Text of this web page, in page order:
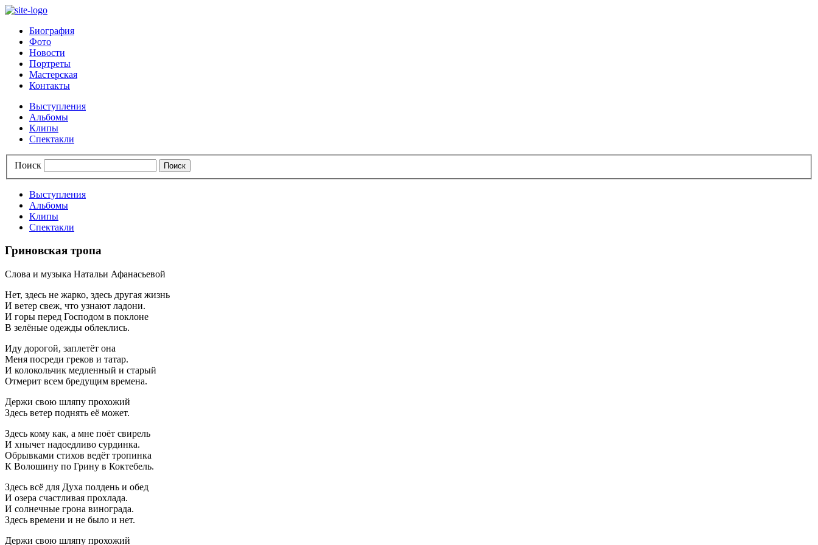
Биография
Фото
Новости
Портреты
Мастерская
Контакты
Выступления
Альбомы
Клипы
Спектакли
Поиск
Выступления
Альбомы
Клипы
Спектакли
Гриновская тропа
Слова и музыка Натальи Афанасьевой
Нет, здесь не жарко, здесь другая жизнь
И ветер свеж, что узнают ладони.
И горы перед Господом в поклоне
В зелёные одежды облеклись.
Иду дорогой, заплетёт она
Меня посреди греков и татар.
И колокольчик медленный и старый
Отмерит всем бредущим времена.
Держи свою шляпу прохожий
Здесь ветер поднять её может.
Здесь кому как, а мне поёт свирель
И хнычет надоедливо сурдинка.
Обрывками стихов ведёт тропинка
К Волошину по Грину в Коктебель.
Здесь всё для Духа полдень и обед
И озера счастливая прохлада.
И солнечные грона винограда.
Здесь времени и не было и нет.
Держи свою шляпу прохожий